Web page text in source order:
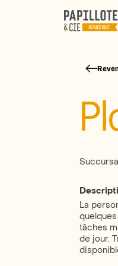
La
tâches
de jour.